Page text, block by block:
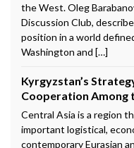
the West. Oleg
Discussion Club,
position in a world
Washington and […]
Kyrgyzstan’s
Cooperation Among
Central Asia is a region
important logistical,
contemporary Eurasian